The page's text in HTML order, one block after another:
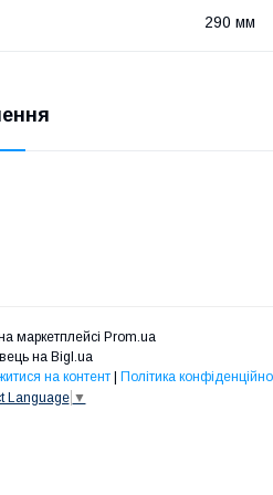
290 мм
маркетплейсі Prom.ua
на Bigl.ua
на контент | Політика
Language ▼